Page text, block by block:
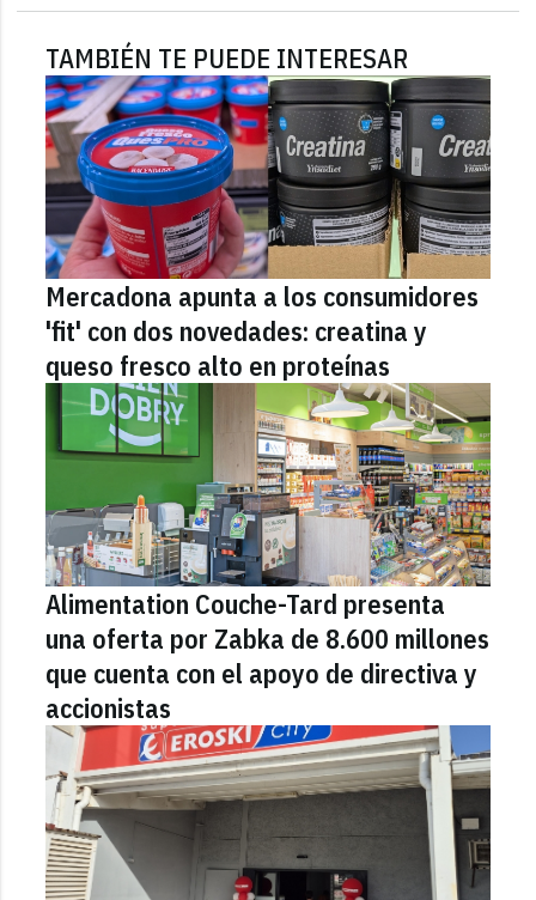
TAMBIÉN TE PUEDE INTERESAR
Mercadona apunta a los consumidores
'fit' con dos novedades: creatina y
queso fresco alto en proteínas
Alimentation Couche-Tard presenta
una oferta por Zabka de 8.600 millones
que cuenta con el apoyo de directiva y
accionistas